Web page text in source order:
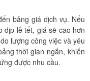
bảng giá dịch vụ. Nếu
dịp lễ tết, giá sẽ cao hơn
lượng công việc và yêu
thời gian ngắn, khiến
được nhu cầu.